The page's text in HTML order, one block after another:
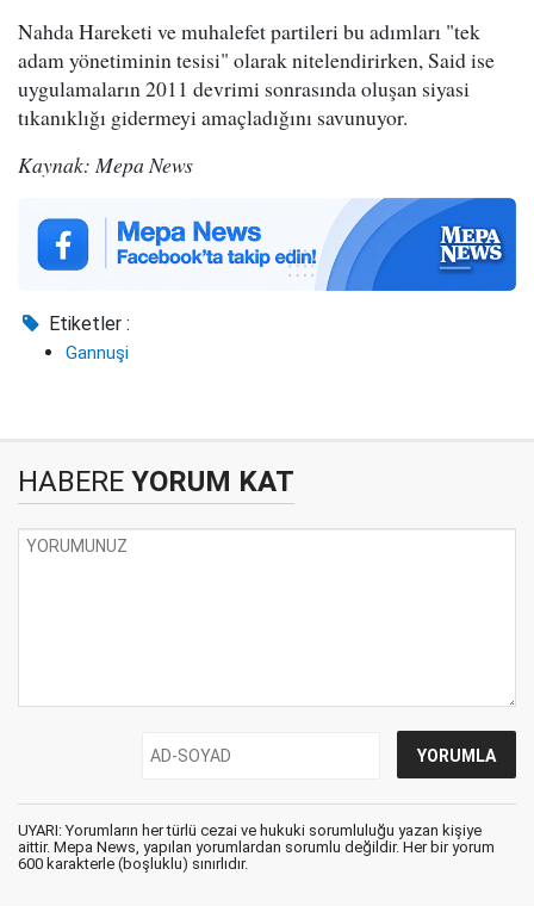
Nahda Hareketi ve muhalefet partileri bu adımları "tek
adam yönetiminin tesisi" olarak nitelendirirken, Said ise
uygulamaların 2011 devrimi sonrasında oluşan siyasi
tıkanıklığı gidermeyi amaçladığını savunuyor.
Kaynak: Mepa News
Etiketler :
Gannuşi
HABERE YORUM KAT
UYARI: Yorumların her türlü cezai ve hukuki sorumluluğu yazan kişiye
aittir. Mepa News, yapılan yorumlardan sorumlu değildir. Her bir yorum
600 karakterle (boşluklu) sınırlıdır.